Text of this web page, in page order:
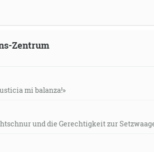
Zentrum
mi balanza!»
und die Gerechtigkeit zur